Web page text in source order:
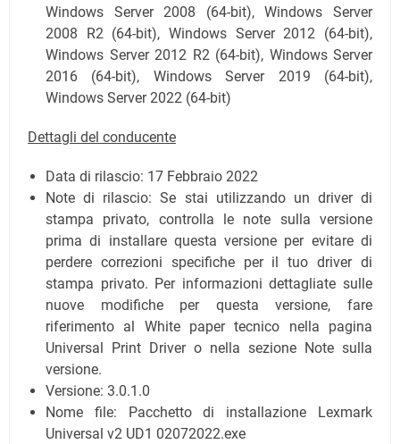
Windows Server 2008 (64-bit), Windows Server
2008 R2 (64-bit), Windows Server 2012 (64-bit),
Windows Server 2012 R2 (64-bit), Windows Server
2016 (64-bit), Windows Server 2019 (64-bit),
Windows Server 2022 (64-bit)
Dettagli del conducente
Data di rilascio: 17 Febbraio 2022
Note di rilascio: Se stai utilizzando un driver di
stampa privato, controlla le note sulla versione
prima di installare questa versione per evitare di
perdere correzioni specifiche per il tuo driver di
stampa privato. Per informazioni dettagliate sulle
nuove modifiche per questa versione, fare
riferimento al White paper tecnico nella pagina
Universal Print Driver o nella sezione Note sulla
versione.
Versione: 3.0.1.0
Nome file: Pacchetto di installazione Lexmark
Universal v2 UD1 02072022.exe